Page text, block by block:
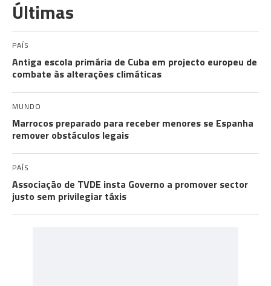
Últimas
PAÍS
Antiga escola primária de Cuba em projecto europeu de
combate às alterações climáticas
MUNDO
Marrocos preparado para receber menores se Espanha
remover obstáculos legais
PAÍS
Associação de TVDE insta Governo a promover sector
justo sem privilegiar táxis